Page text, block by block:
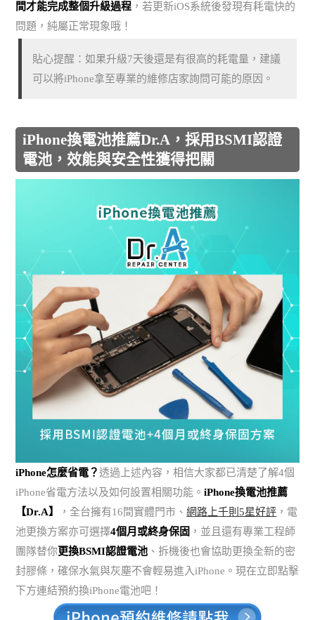
間才能完成整個升級過程 ，若更新iOS系統後發現有耗電快的
問題，純屬正常現象哦！
貼心提醒：如果升級7天後還是有很高的耗電量，建議
可以將iPhone拿至專業的維修店家詢問可能的原因。
iPhone換電池推薦Dr.A，採用BSMI認證
電池，效能與安全性獲得把關
iPhone怎麼省電？透過上述內容，相信大家都已清楚了解4個
iPhone省電方法以及如何設置相關功能。iPhone換電池推薦
【Dr.A】
，全台擁有16間實體門市、網路上千則5星好評 ，電
池更換方案亦可選擇4個月或終身保固 ，並且還有專業工程師
團隊替你更換BSMI認證電池 、拆機後也會協助更換全新的密
封膠條，確保水氣與灰塵不會輕易進入iPhone。現在立即點擊
下方連結預約換iPhone電池吧！